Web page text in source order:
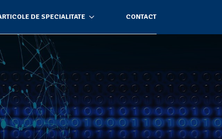
DE SPECIALITATE CONTACT